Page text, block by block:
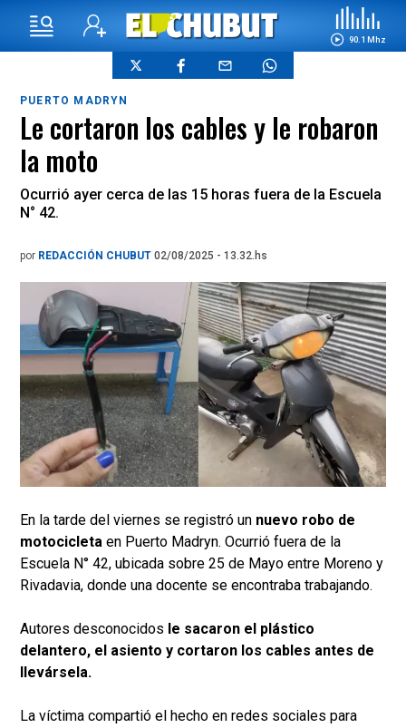
90.1 Mhz
PUERTO MADRYN
Le cortaron los cables y le robaron
la moto
Ocurrió ayer cerca de las 15 horas fuera de la Escuela
N° 42.
por REDACCIÓN CHUBUT 02/08/2025 - 13.32.hs
En la tarde del viernes se registró un nuevo robo de
motocicleta en Puerto Madryn. Ocurrió fuera de la
Escuela N° 42, ubicada sobre 25 de Mayo entre Moreno y
Rivadavia, donde una docente se encontraba trabajando.
Autores desconocidos le sacaron el plástico
delantero, el asiento y cortaron los cables antes de
llevársela.
La víctima compartió el hecho en redes sociales para